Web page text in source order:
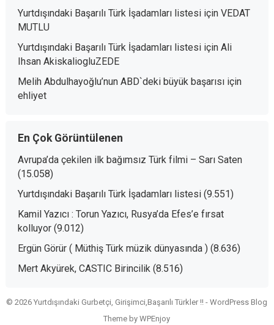
Yurtdışındaki Başarılı Türk İşadamları listesiiçin VEDAT
MUTLU
Yurtdışındaki Başarılı Türk İşadamları listesiiçin Ali
Ihsan AkiskaliogluZEDE
Melih Abdulhayoğlu’nun ABD`deki büyük başarısıiçin
ehliyet
En Çok Görüntülenen
Avrupa’da çekilen ilk bağımsız Türk filmi – Sarı Saten
(15.058)
Yurtdışındaki Başarılı Türk İşadamları listesi (9.551)
Kamil Yazıcı : Torun Yazıcı, Rusya’da Efes’e fırsat
kolluyor (9.012)
Ergün Görür ( Müthiş Türk müzik dünyasında ) (8.636)
Mert Akyürek, CASTIC Birincilik (8.516)
© 2026 Yurtdışındaki Gurbetçi, Girişimci,Başarılı Türkler !! -WordPress Blog
Theme byWPEnjoy